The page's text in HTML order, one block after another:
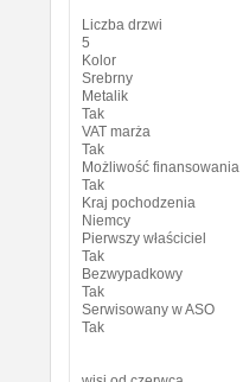
Liczba drzwi
5
Kolor
Srebrny
Metalik
Tak
VAT marża
Tak
Możliwość finansowania
Tak
Kraj pochodzenia
Niemcy
Pierwszy właściciel
Tak
Bezwypadkowy
Tak
Serwisowany w ASO
Tak